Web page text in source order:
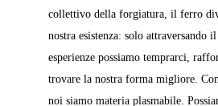
collettivo della forgiatura, il ferro
nostra esistenza: solo attraversando
esperienze possiamo temprarci,
trovare la nostra forma migliore.
noi siamo materia plasmabile.